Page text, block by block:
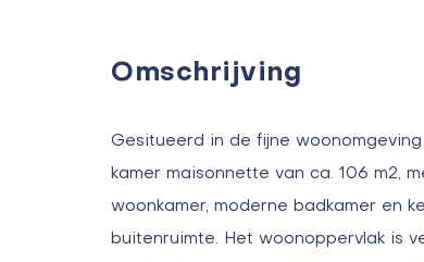
Omschrijving
Gesitueerd in de fijne
kamer maisonnette van ca. 106 m2,
woonkamer, moderne badkamer en
buitenruimte. Het woonoppervlak is